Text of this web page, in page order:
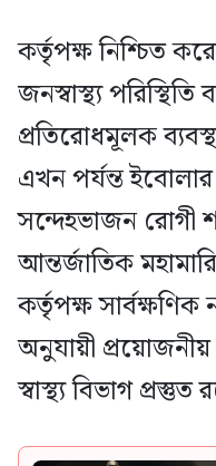
কর্তৃপক্ষ নিশ্চিত
জনস্বাস্থ্য পরিস্থিতি
প্রতিরোধমূলক
এখন পর্যন্ত
সন্দেহভাজন রোগী
আন্তর্জাতিক
কর্তৃপক্ষ
অনুযায়ী
স্বাস্থ্য বিভাগ প্রস্তুত